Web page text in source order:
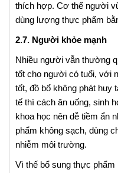
thích hợp. Cơ thể người
dùng lượng thực phẩm
2.7. Người khỏe mạnh
Nhiều người vẫn thường
tốt cho người có tuổi, với
tốt, đồ bổ không phát huy
tế thì cách ăn uống, sinh
khoa học nên dễ tiềm ẩn
phẩm không sạch, dùng
nhiễm môi trường.
Vì thế bổ sung thực